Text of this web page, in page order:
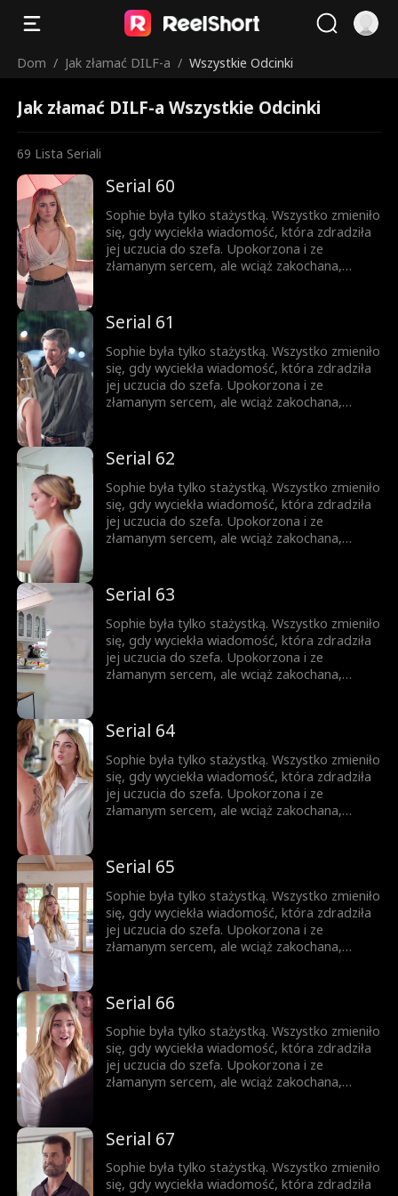
Dom / Jak złamać DILF-a / Wszystkie Odcinki
Jak złamać DILF-a Wszystkie Odcinki
69 Lista Seriali
Serial 60
Sophie była tylko stażystką. Wszystko zmieniło
się, gdy wyciekła wiadomość, która zdradziła
jej uczucia do szefa. Upokorzona i ze
złamanym sercem, ale wciąż zakochana,
mieszkają razem. Nocą ich spojrzenia stają się
coraz bardziej odważne, a sekrety coraz
trudniejsze do ukrycia. Ona jest córką jego
najlepszego przyjaciela, a on mężczyzną, o
którym ona nie może przestać myśleć. Pokusa
nigdy nie była w jej planach.
Serial 61
Sophie była tylko stażystką. Wszystko zmieniło
się, gdy wyciekła wiadomość, która zdradziła
jej uczucia do szefa. Upokorzona i ze
złamanym sercem, ale wciąż zakochana,
mieszkają razem. Nocą ich spojrzenia stają się
coraz bardziej odważne, a sekrety coraz
trudniejsze do ukrycia. Ona jest córką jego
najlepszego przyjaciela, a on mężczyzną, o
którym ona nie może przestać myśleć. Pokusa
nigdy nie była w jej planach.
Serial 62
Sophie była tylko stażystką. Wszystko zmieniło
się, gdy wyciekła wiadomość, która zdradziła
jej uczucia do szefa. Upokorzona i ze
złamanym sercem, ale wciąż zakochana,
mieszkają razem. Nocą ich spojrzenia stają się
coraz bardziej odważne, a sekrety coraz
trudniejsze do ukrycia. Ona jest córką jego
najlepszego przyjaciela, a on mężczyzną, o
którym ona nie może przestać myśleć. Pokusa
nigdy nie była w jej planach.
Serial 63
Sophie była tylko stażystką. Wszystko zmieniło
się, gdy wyciekła wiadomość, która zdradziła
jej uczucia do szefa. Upokorzona i ze
złamanym sercem, ale wciąż zakochana,
mieszkają razem. Nocą ich spojrzenia stają się
coraz bardziej odważne, a sekrety coraz
trudniejsze do ukrycia. Ona jest córką jego
najlepszego przyjaciela, a on mężczyzną, o
którym ona nie może przestać myśleć. Pokusa
nigdy nie była w jej planach.
Serial 64
Sophie była tylko stażystką. Wszystko zmieniło
się, gdy wyciekła wiadomość, która zdradziła
jej uczucia do szefa. Upokorzona i ze
złamanym sercem, ale wciąż zakochana,
mieszkają razem. Nocą ich spojrzenia stają się
coraz bardziej odważne, a sekrety coraz
trudniejsze do ukrycia. Ona jest córką jego
najlepszego przyjaciela, a on mężczyzną, o
którym ona nie może przestać myśleć. Pokusa
nigdy nie była w jej planach.
Serial 65
Sophie była tylko stażystką. Wszystko zmieniło
się, gdy wyciekła wiadomość, która zdradziła
jej uczucia do szefa. Upokorzona i ze
złamanym sercem, ale wciąż zakochana,
mieszkają razem. Nocą ich spojrzenia stają się
coraz bardziej odważne, a sekrety coraz
trudniejsze do ukrycia. Ona jest córką jego
najlepszego przyjaciela, a on mężczyzną, o
którym ona nie może przestać myśleć. Pokusa
nigdy nie była w jej planach.
Serial 66
Sophie była tylko stażystką. Wszystko zmieniło
się, gdy wyciekła wiadomość, która zdradziła
jej uczucia do szefa. Upokorzona i ze
złamanym sercem, ale wciąż zakochana,
mieszkają razem. Nocą ich spojrzenia stają się
coraz bardziej odważne, a sekrety coraz
trudniejsze do ukrycia. Ona jest córką jego
najlepszego przyjaciela, a on mężczyzną, o
Serial 67
Sophie była tylko stażystką. Wszystko zmieniło
się, gdy wyciekła wiadomość, która zdradziła